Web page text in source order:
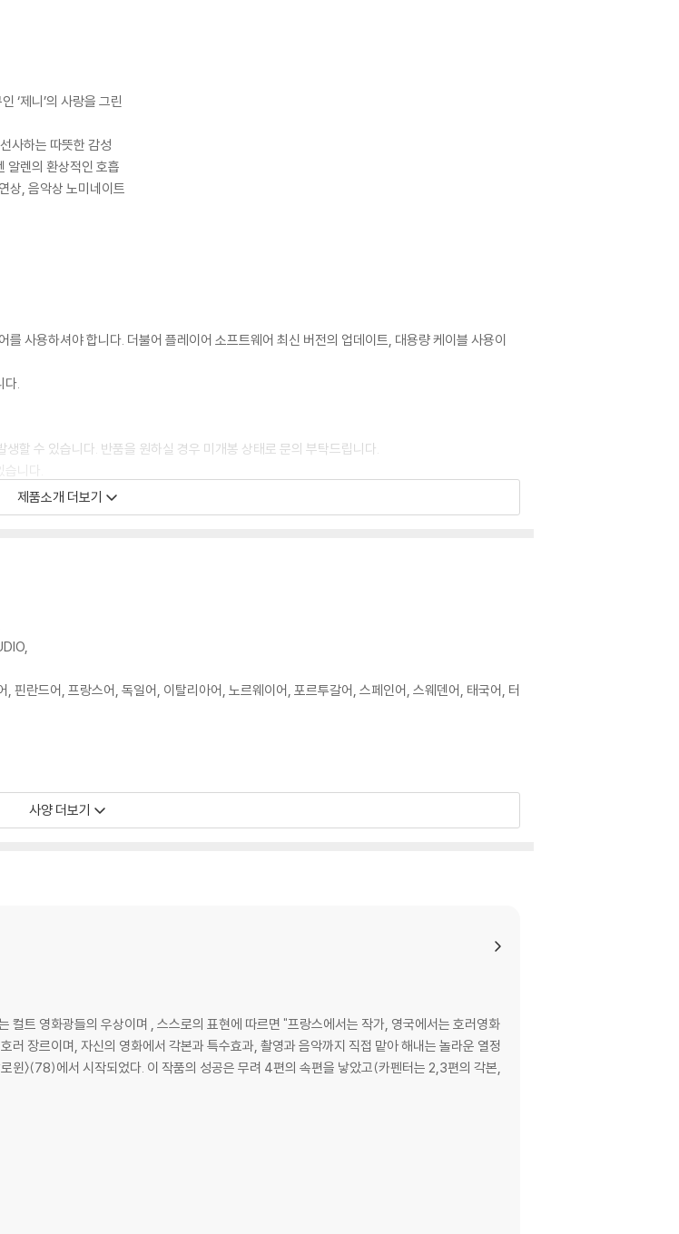
‘제니’의 사랑을 그린
사하는 따뜻한 감성
알렌의 환상적인 호흡
상, 음악상 노미네이트
사용하셔야 합니다. 더불어 플레이어 소프트웨어 최신 버전의 업데이트, 대용량 케이블 사용이
다.
할 수 있습니다. 반품을 원하실 경우 미개봉 상태로 문의 부탁드립니다.
니다.
상에 의한 교환/반품은 불가합니다.
의한 교환/반품은 불가합니다.
니 최신 소프트웨어로 업데이트된 DVD/BD 전용 기기에서 재생하실 것을 권유해 드립니다.
천으로 닦으시거나, DVD 클리너 등 전용 제품을 이용하면 대부분 해결됩니다.
가능한 경우가 있습니다. 독립형 전용 플레이어 사용을 권장드리며, ODD 사용으로 인한 재생 불
, 상품의 불량이 아닙니다. 단, 재생에 이상이 있는 경우에는 불량으로 인한 반품/교환이 가능합니
요청할 수 있으며, 동영상이 없는 경우 교환/반품이 제한될 수 있습니다.
정에서의 손상이 발생하면, 재 판매가 어려우므로 신중한 구매 선택을 부탁드립니다.
제품소개 더보기
란드어, 프랑스어, 독일어, 이탈리아어, 노르웨이어, 포르투갈어, 스페인어, 스웨덴어, 태국어, 터
AUDIO,
사양 더보기
컬트 영화광들의 우상이며 , 스스로의 표현에 따르면 "프랑스에서는 작가, 영국에서는 호러영화
러 장르이며, 자신의 영화에서 각본과 특수효과, 촬영과 음악까지 직접 맡아 해내는 놀라운 열정
윈〉(78)에서 시작되었다. 이 작품의 성공은 무려 4편의 속편을 낳았고(카펜터는 2,3편의 각본,